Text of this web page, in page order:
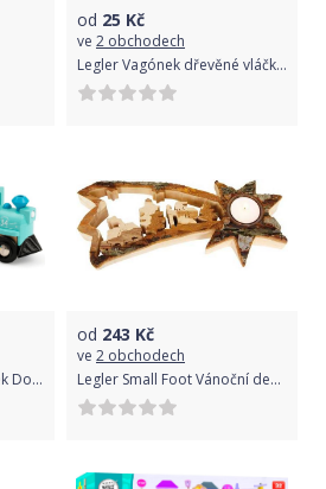
od 25 Kč
ve 2 obchodech
Legler Vagónek dřevěné vláčkodráhy - přírodní číslice Varianta: 5
Brio WORLD 32260 Vláček Donalda a Daisy
od 243 Kč
ve 2 obchodech
Legler Small Foot Vánoční dekorace stojan na čajovou svíčku létavice